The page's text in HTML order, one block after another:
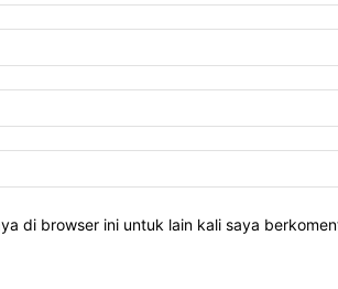
di browser ini untuk lain kali saya